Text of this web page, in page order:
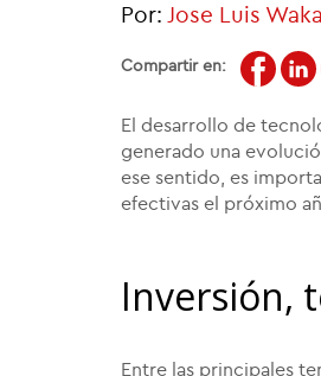
Por: Jose Luis
Compartir en:
El desarrollo de
generado una
ese sentido, es
efectivas el próximo
Inversión,
Entre las principales